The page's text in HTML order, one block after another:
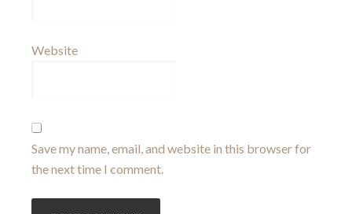
Website
Save my name, email, and website in this browser for
the next time I comment.